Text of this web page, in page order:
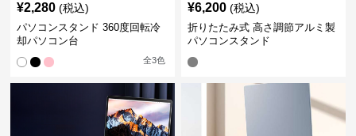
¥2,280 (税込)
パソコンスタンド 360度回転冷
却パソコン台
全3色
¥6,200 (税込)
折りたたみ式 高さ調節アルミ製
パソコンスタンド